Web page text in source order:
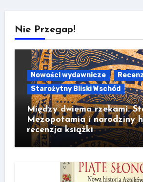
Nie Przegap!
Nowości wydawnicze
Starożytny Bliski Wschód
Między dwiema rzekami.
Mezopotamia i narodziny
recenzja książki